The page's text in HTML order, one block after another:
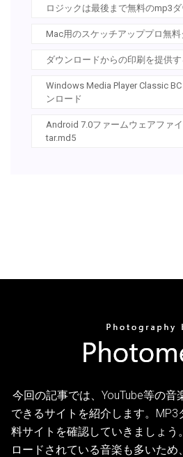
ロジックは最後まで無料のmp3
Mac用のスケッチアッププロ無
ダウンロードからの印刷を提供す
Windows Media Player Classic
ンロード
Android 7.0ファームウェアファ
tar.md5
今回の記事では、YouTube等の音
できるサイトを紹介します。
料サイトを確認していきましょ
ロードされている音楽も多いた